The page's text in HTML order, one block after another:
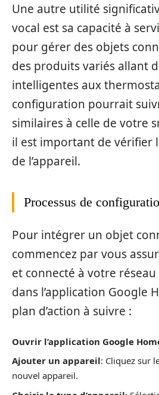
Une autre utilité
vocal est sa capacité à
pour gérer des objets
des produits variés allant
intelligentes aux
configuration pourrait
similaires à celle de votre
il est important de vérifier
de l’appareil.
Processus de
Pour intégrer un objet
commencez par vous
et connecté à votre réseau
dans l’application Google
plan d’action à suivre :
Ouvrir l’application Google
Ajouter un appareil: Cliquez sur
nouvel appareil.